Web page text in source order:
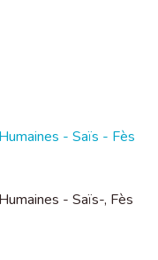
- Saïs - Fès
- Saïs-, Fès